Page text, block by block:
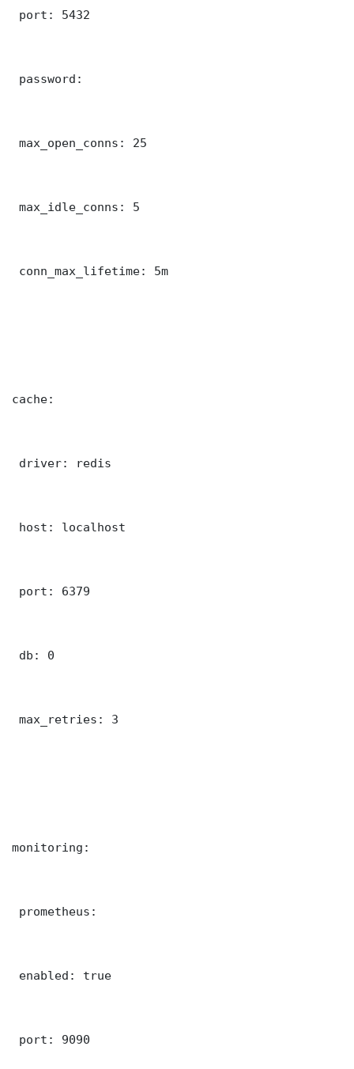
port: 5432
password:
max_open_conns: 25
max_idle_conns: 5
conn_max_lifetime: 5m
cache:
driver: redis
host: localhost
port: 6379
db: 0
max_retries: 3
monitoring:
prometheus:
enabled: true
port: 9090